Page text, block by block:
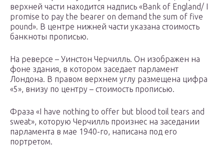
верхней части находится надпись «Bank of England/ I
promise to pay the bearer on demand the sum of five
pound». В центре нижней части указана стоимость
банкноты прописью.
На реверсе – Уинстон Черчилль. Он изображен на
фоне здания, в котором заседает парламент
Лондона. В правом верхнем углу размещена цифра
«5», внизу по центру – стоимость прописью.
Фраза «I have nothing to offer but blood toil tears and
sweat», которую Черчилль произнес на заседании
парламента в мае 1940-го, написана под его
портретом.